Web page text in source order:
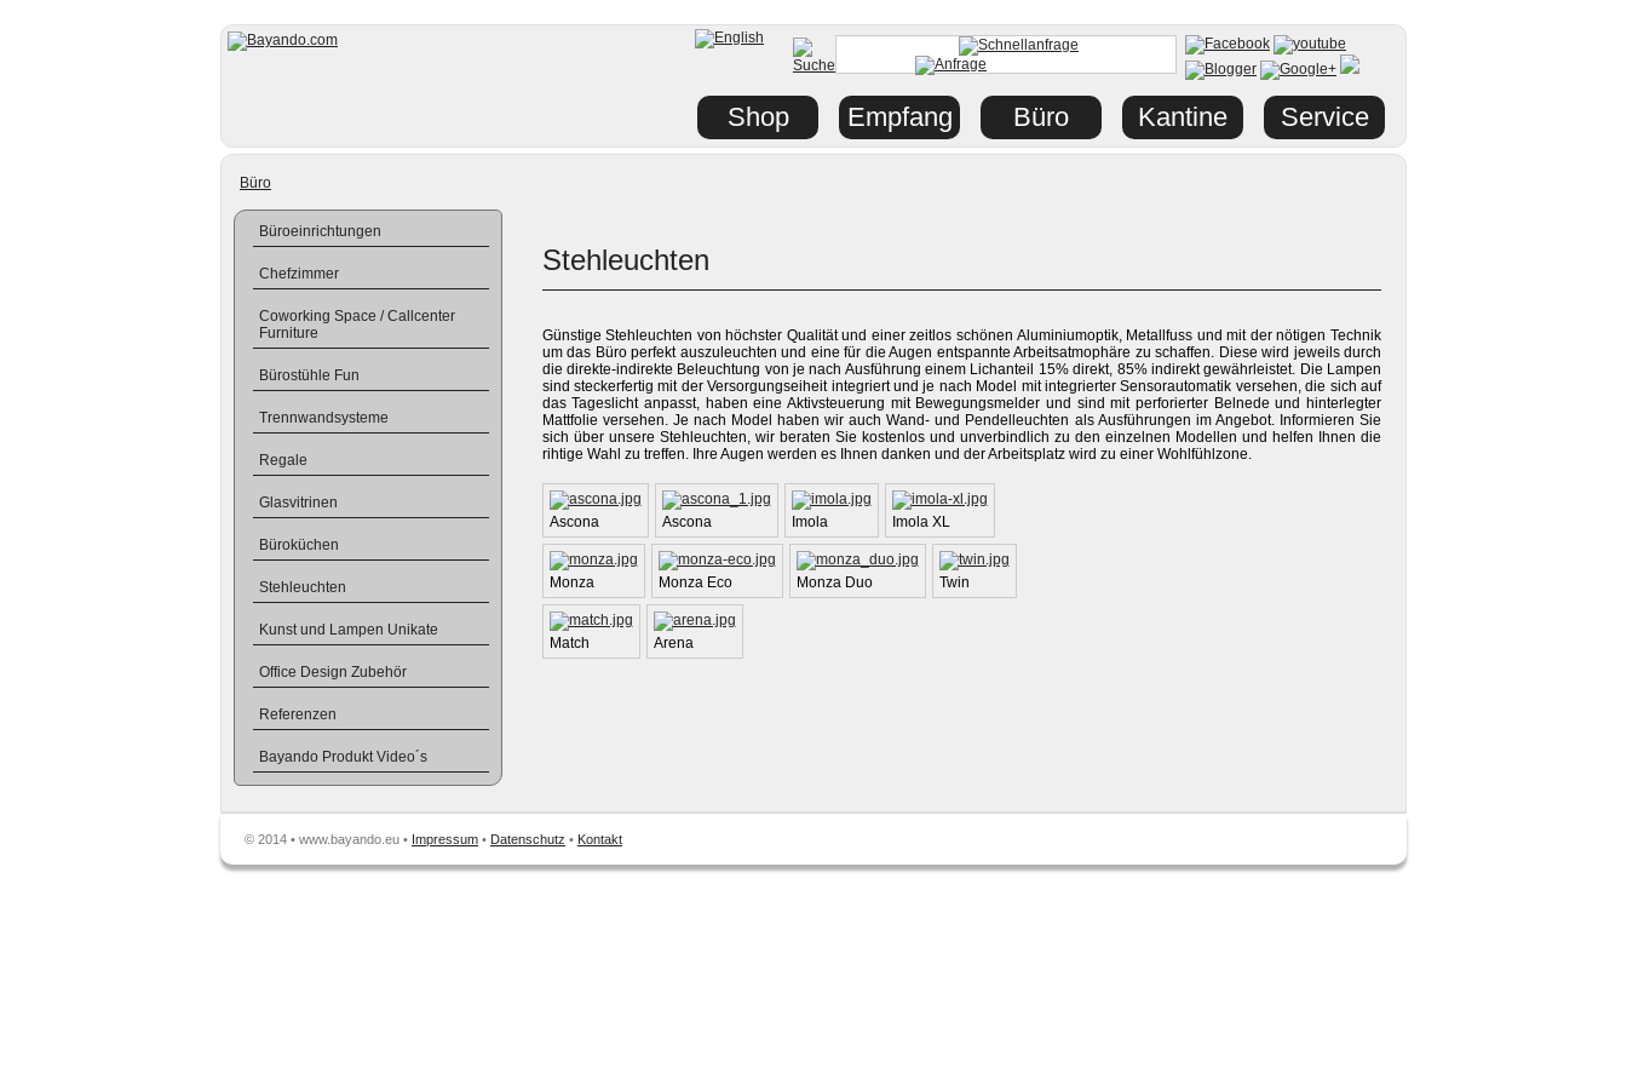
Büro
Stehleuchten
Günstige Stehleuchten von höchster Qualität und einer zeitlos schönen Aluminiumoptik, Metallfuss und mit der nötigen Technik
um das Büro perfekt auszuleuchten und eine für die Augen entspannte Arbeitsatmophäre zu schaffen. Diese wird jeweils durch
die direkte-indirekte Beleuchtung von je nach Ausführung einem Lichanteil 15% direkt, 85% indirekt gewährleistet. Die Lampen
sind steckerfertig mit der Versorgungseiheit integriert und je nach Model mit integrierter Sensorautomatik versehen, die sich auf
das Tageslicht anpasst, haben eine Aktivsteuerung mit Bewegungsmelder und sind mit perforierter Belnede und hinterlegter
Mattfolie versehen. Je nach Model haben wir auch Wand- und Pendelleuchten als Ausführungen im Angebot. Informieren Sie
sich über unsere Stehleuchten, wir beraten Sie kostenlos und unverbindlich zu den einzelnen Modellen und helfen Ihnen die
rihtige Wahl zu treffen. Ihre Augen werden es Ihnen danken und der Arbeitsplatz wird zu einer Wohlfühlzone.
Ascona Ascona Imola Imola XL
Monza Monza Eco Monza Duo Twin
Match Arena
Büroeinrichtungen
Chefzimmer
Coworking Space / Callcenter
Furniture
Bürostühle Fun
Trennwandsysteme
Regale
Glasvitrinen
Büroküchen
Stehleuchten
Kunst und Lampen Unikate
Office Design Zubehör
Referenzen
Bayando Produkt Video´s
Shop Empfang Büro Kantine Service
© 2014 • www.bayando.eu • Impressum • Datenschutz • Kontakt